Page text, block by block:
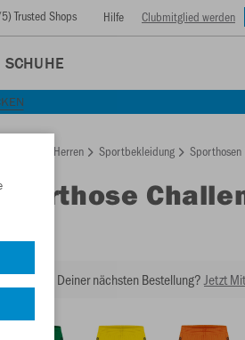
Trusted Shops Hilfe Clubmitglied werden
SCHUHE
Herren Sportbekleidung Sporthosen
bei Deiner nächsten Bestellung? Jetzt